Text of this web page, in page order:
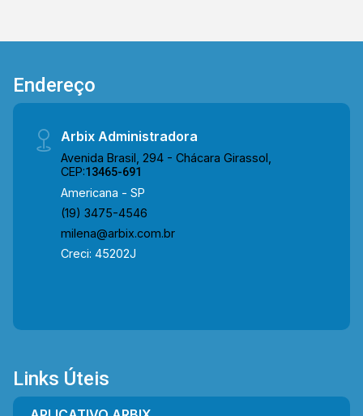
Endereço
Arbix Administradora
Avenida Brasil, 294 - Chácara Girassol,
CEP:13465-691
Americana - SP
(19) 3475-4546
milena@arbix.com.br
Creci: 45202J
Links Úteis